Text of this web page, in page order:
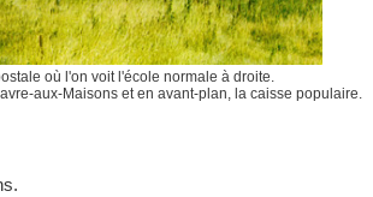
où l'on voit l'école normale à droite.
aux-Maisons et en avant-plan, la caisse populaire.